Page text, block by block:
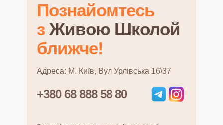
Познайомтесь
з Живою Школой
ближче!
Адреса: М. Київ, Вул Урлівська 16\37
+380 68 888 58 80